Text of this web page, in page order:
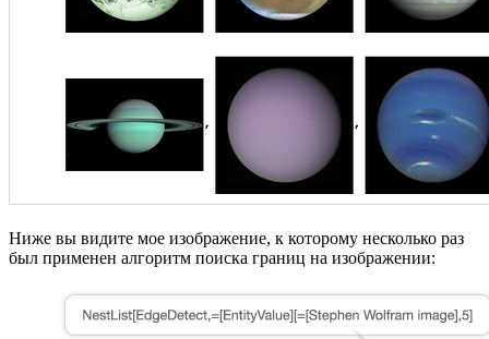
Ниже вы видите мое изображение, к которому несколько раз
был применен алгоритм поиска границ на изображении: